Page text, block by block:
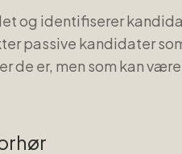
og identifiserer
passive kandidater
de er, men som kan